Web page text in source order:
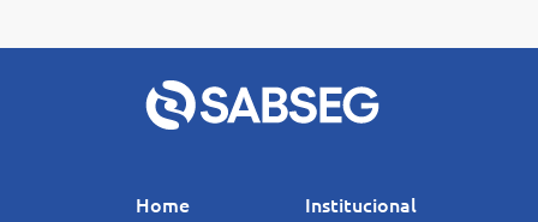
Home
Institucional